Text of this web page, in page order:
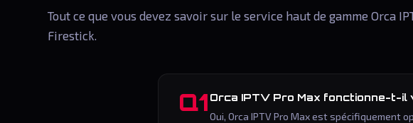
Tout ce que vous devez savoir sur le service haut de gamme Orca
Firestick.
Q1 Orca IPTV Pro Max fonctionne-t-
Oui, Orca IPTV Pro Max est spécifiquement